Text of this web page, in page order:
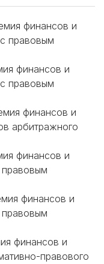
финансов и
правовым
финансов и
правовым
финансов и
арбитражного
финансов и
финансов и
финансов и
правового